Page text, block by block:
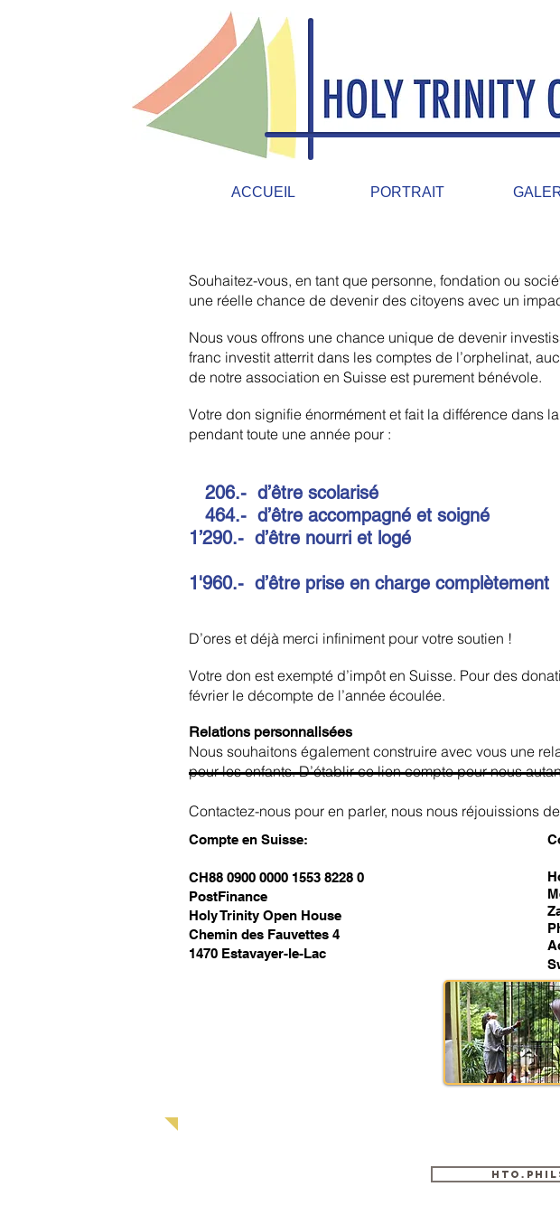
ACCUEIL PORTRAIT
Souhaitez-vous, en tant que personne, fondation ou
une réelle chance de devenir des citoyens avec un
Nous vous offrons une chance unique de devenir
franc investit atterrit dans les comptes de l’orphelinat,
de notre association en Suisse est purement bénévole.
Votre don signifie énormément et fait la différence dans
pendant toute une année pour :
206.- d’être scolarisé
464.- d’être accompagné et soigné
1’290.- d’être nourri et logé
1'960.- d’être prise en charge complètement
D’ores et déjà merci infiniment pour votre soutien !
Votre don est exempté d’impôt en Suisse. Pour des
février le décompte de l’année écoulée.
Relations personnalisées
Nous souhaitons également construire avec vous une
pour les enfants. D’établir ce lien compte pour nous
Contactez-nous pour en parler, nous nous réjouissions
Compte en Suisse:
CH88 0900 0000 1553 8228 0
PostFinance
Holy Trinity Open House
Chemin des Fauvettes 4
1470 Estavayer-le-Lac